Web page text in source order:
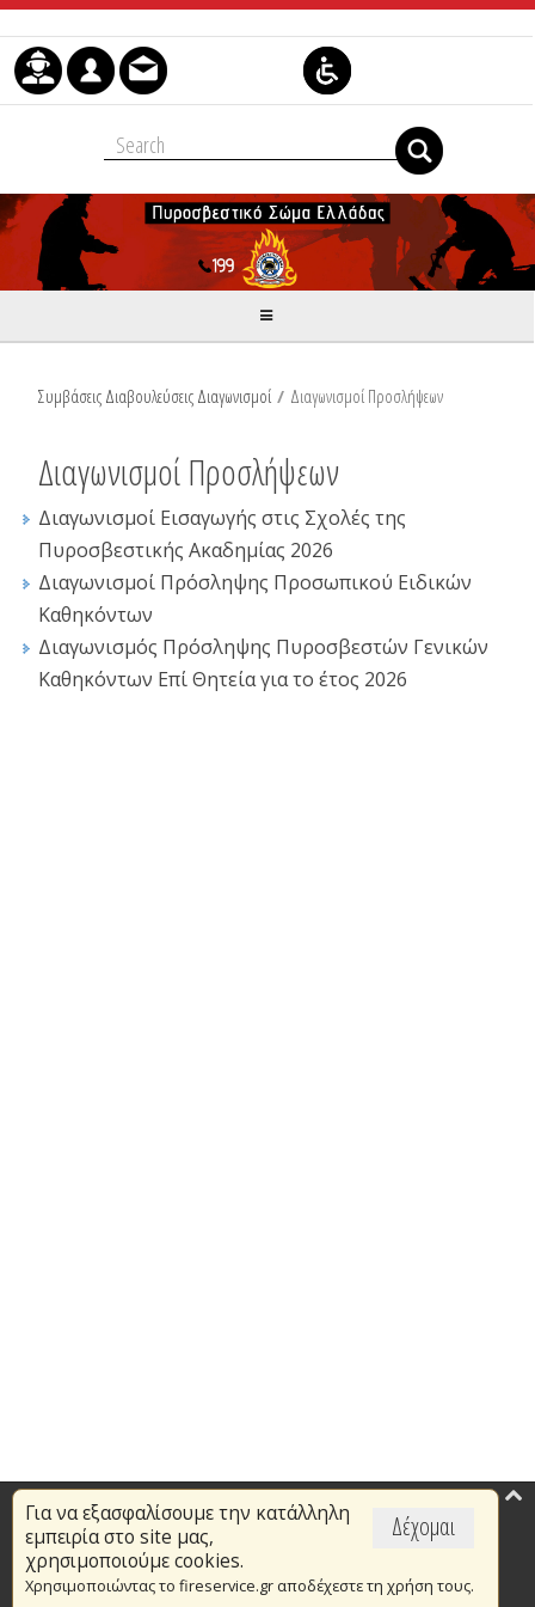
Μετάβαση στο περιεχόμενο
Συμβάσεις Διαβουλεύσεις Διαγωνισμοί / Διαγωνισμοί Προσλήψεων
Διαγωνισμοί Προσλήψεων
Διαγωνισμοί Εισαγωγής στις Σχολές της
Πυροσβεστικής Ακαδημίας 2026
Διαγωνισμοί Πρόσληψης Προσωπικού Ειδικών
Καθηκόντων
Διαγωνισμός Πρόσληψης Πυροσβεστών Γενικών
Καθηκόντων Επί Θητεία για το έτος 2026
Δέχομαι
Για να εξασφαλίσουμε την κατάλληλη
εμπειρία στο site μας,
χρησιμοποιούμε cookies.
Χρησιμοποιώντας το fireservice.gr αποδέχεστε τη χρήση τους.
Επικαιρότητα
Το Πυροσβεστικό Σώμα